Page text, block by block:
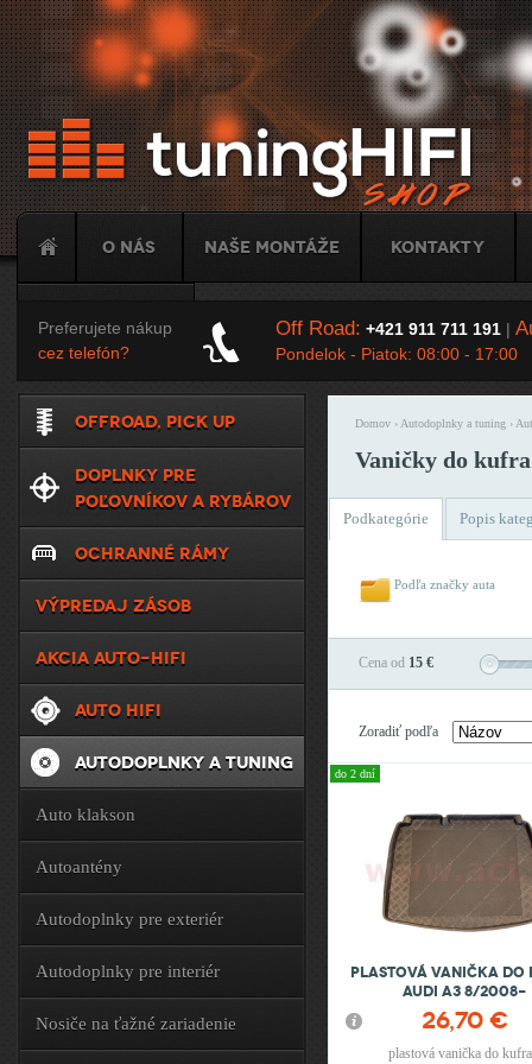
O nás Naše montáže Kontakty
Tuning
Preferujete nákup
cez telefón?
Off Road: +421 911 711 191|
Pondelok - Piatok: 08:00 - 17:00
Domov› Autodoplnky a tuning ›
Vaničky do kufra
Podkategórie Popis
Podľa značky auta
Cena od 15 €
Zoradiť podľa
do 2 dní
Plastová vanička
Audi A3 8/2008-
26,70 €
plastová vanička do
OFFROAD, PICK UP
DOPLNKY PRE
POĽOVNÍKOV A RYBÁROV
OCHRANNÉ RÁMY
VÝPREDAJ ZÁSOB
AKCIA AUTO-HIFI
AUTO HIFI
AUTODOPLNKY A TUNING
Auto klakson
Autoantény
Autodoplnky pre exteriér
Autodoplnky pre interiér
Nosiče na ťažné zariadenie